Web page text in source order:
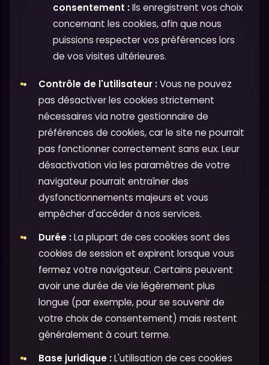
consentement :Ils enregistrent vos choix
concernant les cookies, afin que nous
puissions respecter vos préférences lors
de vos visites ultérieures.
Contrôle de l'utilisateur :Vous ne pouvez
pas désactiver les cookies strictement
nécessaires via notre gestionnaire de
préférences de cookies, car le site ne pourrait
pas fonctionner correctement sans eux. Leur
désactivation via les paramètres de votre
navigateur pourrait entraîner des
dysfonctionnements majeurs et vous
empêcher d'accéder à nos services.
Durée :La plupart de ces cookies sont des
cookies de session et expirent lorsque vous
fermez votre navigateur. Certains peuvent
avoir une durée de vie légèrement plus
longue (par exemple, pour se souvenir de
votre choix de consentement) mais restent
généralement à court terme.
Base juridique :L'utilisation de ces cookies